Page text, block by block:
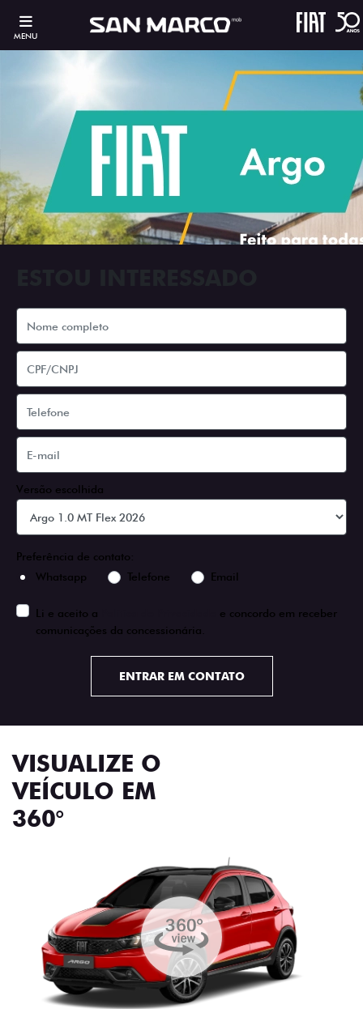
MENU
Versão escolhida
Preferência de contato:
Whatsapp
Telefone Email
Li e aceito a
e concordo em receber
comunicações da concessionária.
ENTRAR EM CONTATO
VISUALIZE O
VEÍCULO EM
360°